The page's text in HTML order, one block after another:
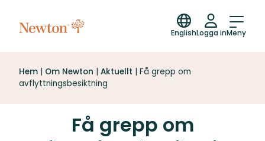
EnglishLogga inMeny
Hem | Om Newton | Aktuellt | Få grepp om
avflyttningsbesiktning
Få grepp om